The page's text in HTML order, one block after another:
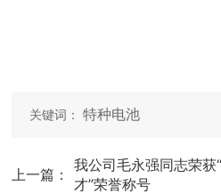
关键词： 特种电池
上一篇：
我公司毛永强同志荣
才”荣誉称号